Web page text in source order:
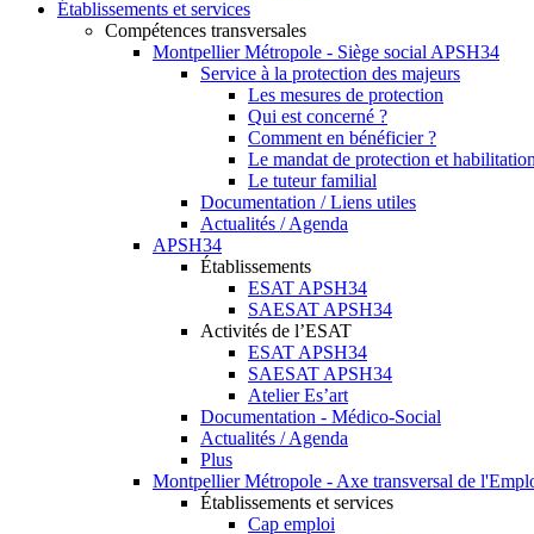
Établissements et services
Compétences transversales
Montpellier Métropole - Siège social APSH34
Service à la protection des majeurs
Les mesures de protection
Qui est concerné ?
Comment en bénéficier ?
Le mandat de protection et
Le tuteur familial
Documentation / Liens utiles
Actualités / Agenda
APSH34
Établissements
ESAT APSH34
SAESAT APSH34
Activités de l’ESAT
ESAT APSH34
SAESAT APSH34
Atelier Es’art
Documentation - Médico-Social
Actualités / Agenda
Plus
Montpellier Métropole - Axe transversal de
Établissements et services
Cap emploi